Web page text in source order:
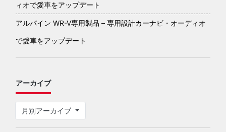
ィオで愛車をアップデート
アルパイン WR-V専用製品 – 専用設計カーナビ・オーディオ
で愛車をアップデート
アーカイブ
月別アーカイブ